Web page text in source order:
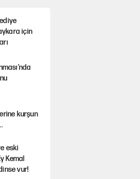
için
kurşun
eski
Kemal
vur!